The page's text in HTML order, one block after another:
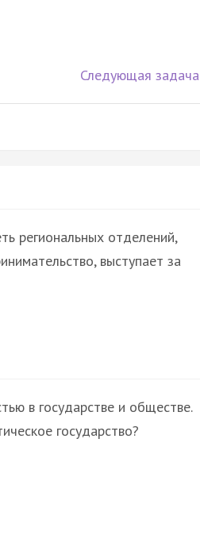
Следующая задача
региональных отделений,
выступает за
в государстве и обществе.
государство?